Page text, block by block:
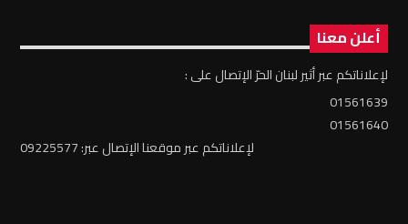
أعلن معنا
لإعلاناتكم عبر أثير لبنان الحرّ الإتصال على :
01561639
01561640
لإعلاناتكم عبر موقعنا الإتصال عبر: 09225577